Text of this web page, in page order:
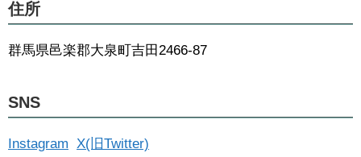
住所
群馬県邑楽郡大泉町吉田2466-87
SNS
Instagram X(旧Twitter)